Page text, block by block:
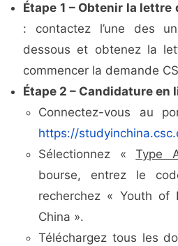
Étape 1 – Obtenir la lettre
: contactez l’une des
dessous et obtenez la
commencer la demande
Étape 2 – Candidature en
Connectez-vous au
https://
Sélectionnez «Type
bourse, entrez le
recherchez « Youth of
China ».
Téléchargez tous les